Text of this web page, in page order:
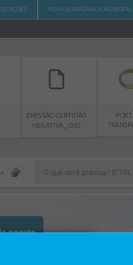
NOVA LEI ORGÂNICA MUNICIPAL
CERTIDÃO
PORTAL DA
TRANSPARÊNCIA
+